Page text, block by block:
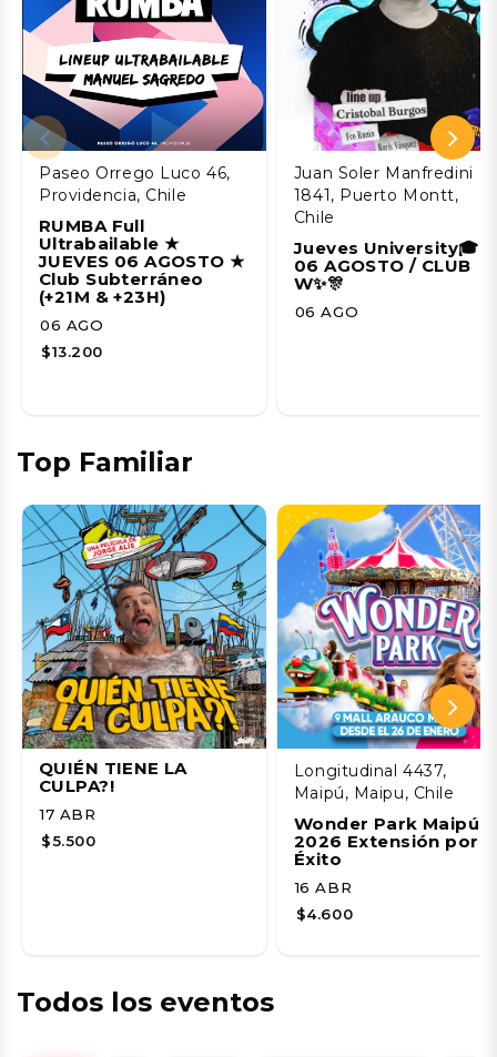
Paseo Orrego Luco 46,
Providencia, Chile
RUMBA Full
Ultrabailable ★
JUEVES 06 AGOSTO ★
Club Subterráneo
(+21M & +23H)
06 AGO
$13.200
Juan Soler Manfredini
1841, Puerto Montt,
Chile
Jueves University🎓
06 AGOSTO / CLUB
W✨🎊
06 AGO
Top Familiar
QUIÉN TIENE LA
CULPA?!
17 ABR
$5.500
Longitudinal 4437,
Maipú, Maipu, Chile
Wonder Park Maipú
2026 Extensión por
Éxito
16 ABR
$4.600
Todos los eventos